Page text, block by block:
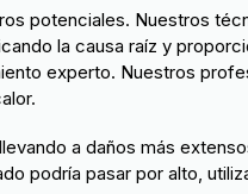
potenciales. Nuestros
la causa raíz y
experto. Nuestros
a daños más
podría pasar por alto,